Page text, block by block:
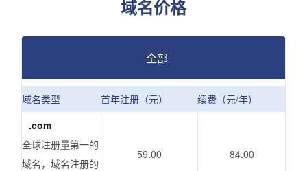
域名价格
全部
域名类型 首年注册（元）
续费（元/年）
.com
全球注册量第一的
域名，域名注册的
59.00 84.00